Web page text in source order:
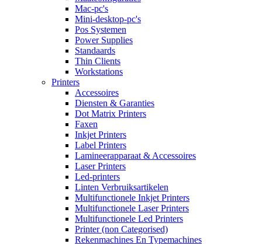
Mac-pc's
Mini-desktop-pc's
Pos Systemen
Power Supplies
Standaards
Thin Clients
Workstations
Printers
Accessoires
Diensten & Garanties
Dot Matrix Printers
Faxen
Inkjet Printers
Label Printers
Lamineerapparaat & Accessoires
Laser Printers
Led-printers
Linten Verbruiksartikelen
Multifunctionele Inkjet Printers
Multifunctionele Laser Printers
Multifunctionele Led Printers
Printer (non Categorised)
Rekenmachines En Typemachines